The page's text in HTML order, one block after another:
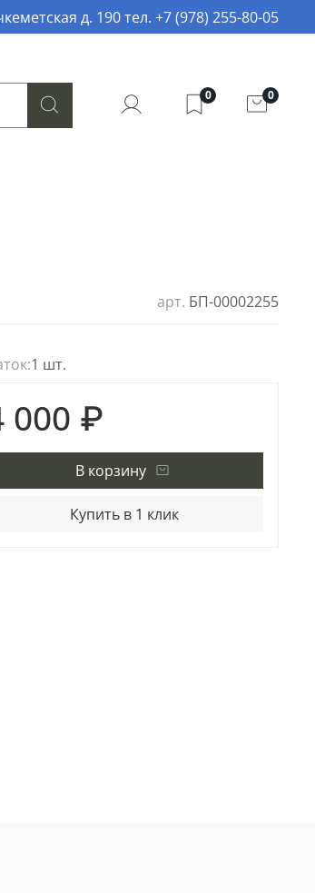
д. 190 тел. +7 (978) 255-80-05
0 0
арт. БП-00002255
1 шт.
000 ₽
В корзину
Купить в 1 клик